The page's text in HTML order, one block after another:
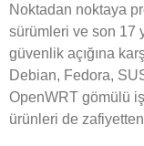
Noktadan noktaya
sürümleri ve son 17
güvenlik açığına
Debian, Fedora,
OpenWRT gömülü
ürünleri de